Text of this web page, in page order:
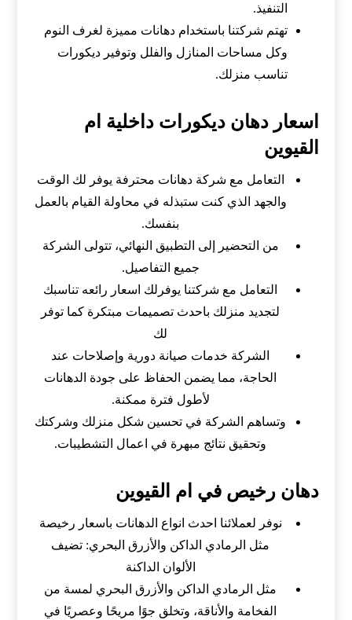
التنفيذ.
تهتم شركتنا باستخدام دهانات مميزة لغرف النوم
وكل مساحات المنازل والفلل وتوفير ديكورات
تناسب منزلك.
اسعار دهان ديكورات داخلية ام
القيوين
التعامل مع شركة دهانات محترفة يوفر لك الوقت
والجهد الذي كنت ستبذله في محاولة القيام بالعمل
بنفسك.
من التحضير إلى التطبيق النهائي، تتولى الشركة
جميع التفاصيل.
التعامل مع شركتنا يوفرلك اسعار رائعه تناسبك
لتجديد منزلك باحدث تصميمات مبتكرة كما توفر
لك
الشركة خدمات صيانة دورية وإصلاحات عند
الحاجة، مما يضمن الحفاظ على جودة الدهانات
لأطول فترة ممكنة.
وتساهم الشركة في تحسين شكل منزلك وشركتك
وتحقيق نتائج مبهرة في اعمال التشطيبات.
دهان رخيص في ام القيوين
نوفر لعملائنا احدث انواع الدهانات باسعار رخيصة
مثل الرمادي الداكن والأزرق البحري: تضيف
الألوان الداكنة
مثل الرمادي الداكن والأزرق البحري لمسة من
الفخامة والأناقة، وتخلق جوًا مريحًا وعصريًا في